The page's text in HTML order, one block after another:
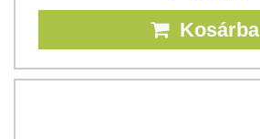
Kosárba